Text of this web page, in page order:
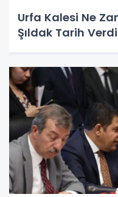
Urfa Kalesi Ne
Şıldak Tarih Verdi